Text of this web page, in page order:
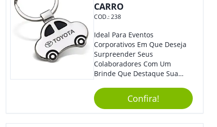
CARRO
COD.:238
Ideal Para Eventos
Corporativos Em Que Deseja
Surpreender Seus
Colaboradores Com Um
Brinde Que Destaque Sua
Formato De Carro É Ideal!
Elaborado Com Metal,
Material Resistente E Durável,
O Item Conta Também Com
Confira!